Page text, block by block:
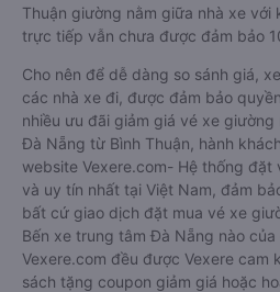
Thuận giường nằm giữa nhà xe với
trực tiếp vẫn chưa được đảm bảo
Cho nên để dễ dàng so sánh giá,
các nhà xe đi, được đảm bảo
nhiều ưu đãi giảm giá vé xe
Đà Nẵng từ Bình Thuận, hành
website Vexere.com- Hệ thống đặt
và uy tín nhất tại Việt Nam, đảm
bất cứ giao dịch đặt mua vé xe
Bến xe trung tâm Đà Nẵng nào
Vexere.com đều được Vexere cam
sách tặng coupon giảm giá hoặc